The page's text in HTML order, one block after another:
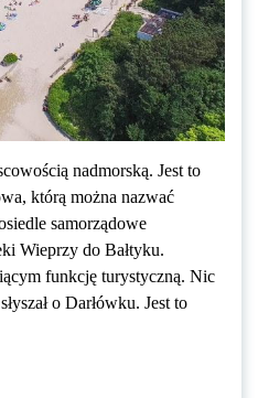
nadmorską. Jest to
którą można nazwać
samorządowe
Wieprzy do Bałtyku.
funkcję turystyczną. Nic
o Darłówku. Jest to